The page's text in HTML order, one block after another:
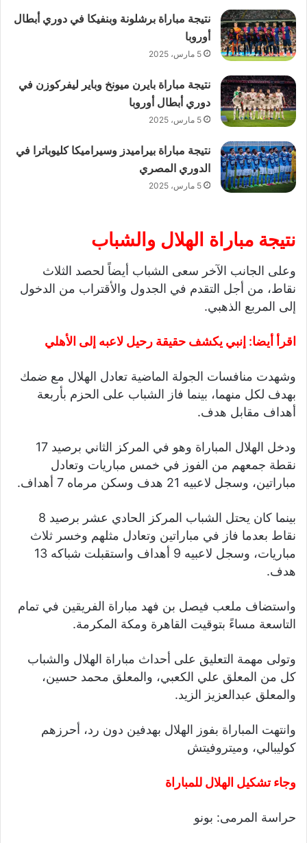
نتيجة مباراة برشلونة وبنفيكا في دوري أبطال
أوروبا
5 مارس، 2025
نتيجة مباراة بايرن ميونخ وباير ليفركوزن في
دوري أبطال أوروبا
5 مارس، 2025
نتيجة مباراة بيراميدز وسيراميكا كليوباترا في
الدوري المصري
5 مارس، 2025
نتيجة مباراة الهلال والشباب
وعلى الجانب الآخر سعى الشباب أيضاً لحصد الثلاث
نقاط، من أجل التقدم في الجدول والأقتراب من الدخول
إلى المربع الذهبي.
اقرأ أيضا: إنبي يكشف حقيقة رحيل لاعبه إلى الأهلي
وشهدت منافسات الجولة الماضية تعادل الهلال مع ضمك
بهدف لكل منهما، بينما فاز الشباب على الحزم بأربعة
أهداف مقابل هدف.
ودخل الهلال المباراة وهو في المركز الثاني برصيد 17
نقطة جمعهم من الفوز في خمس مباريات وتعادل
مباراتين، وسجل لاعبيه 21 هدف وسكن مرماه 7 أهداف.
بينما كان يحتل الشباب المركز الحادي عشر برصيد 8
نقاط بعدما فاز في مباراتين وتعادل مثلهم وخسر ثلاث
مباريات، وسجل لاعبيه 9 أهداف واستقبلت شباكه 13
هدف.
واستضاف ملعب فيصل بن فهد مباراة الفريقين في تمام
التاسعة مساءً بتوقيت القاهرة ومكة المكرمة.
وتولى مهمة التعليق على أحداث مباراة الهلال والشباب
كل من المعلق علي الكعبي، والمعلق محمد حسين،
والمعلق عبدالعزيز الزيد.
وانتهت المباراة بفوز الهلال بهدفين دون رد، أحرزهم
كوليبالي، وميتروفيتش
وجاء تشكيل الهلال للمباراة
حراسة المرمى: بونو